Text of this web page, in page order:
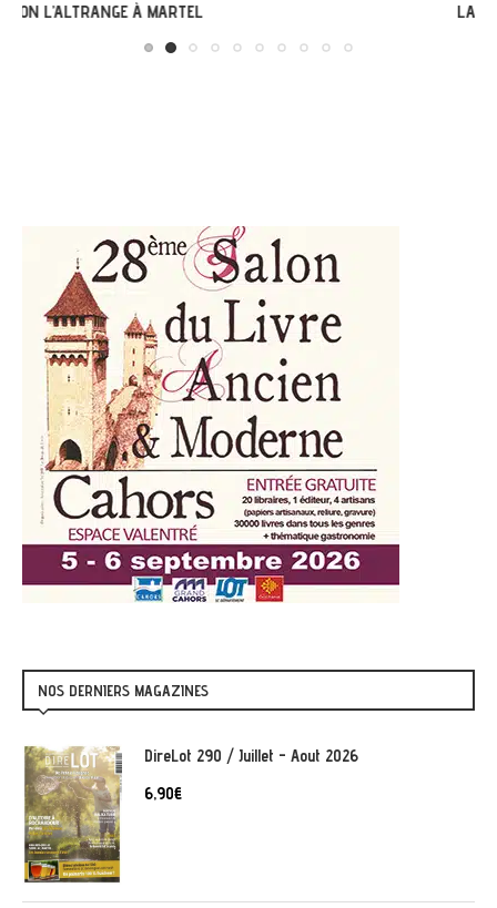
LABASTIDE-DU-VERT : EXPO « ARBONIRISME »
NOS DERNIERS MAGAZINES
DireLot 290 / Juillet - Aout 2026
6,90€